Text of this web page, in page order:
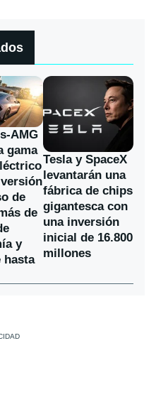
AMG
gama
de
de
y
hasta
Tesla y SpaceX
levantarán una
fábrica de chips
gigantesca con
una inversión
inicial de 16.800
millones